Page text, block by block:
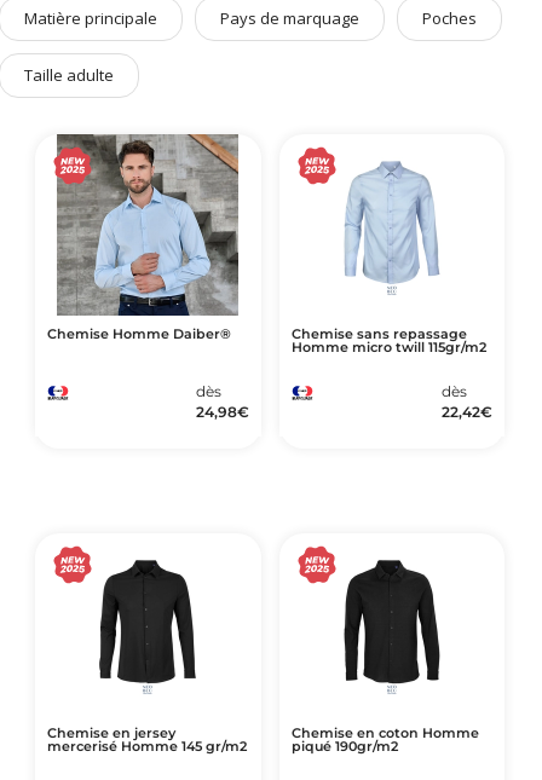
Art de Vivre à la Française
Plantes et Graines
Bien être & Sécurité
Sports, loisirs & jouets
Accessoires Auto & Vélo
PLV & Mobiliers Pub
Packaging sur-mesure
Temps Forts de l'Année
Evénement Entreprise
Matière principale Pays de marquage Poches
Taille adulte
Chemise Homme Daiber®
dès
24,98€
Chemise sans repassage
Homme micro twill 115gr/m2
dès
22,42€
Chemise en jersey
mercerisé Homme 145 gr/m2
Chemise en coton Homme
piqué 190gr/m2